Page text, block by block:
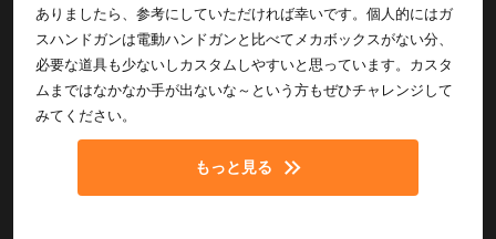
ありましたら、参考にしていただければ幸いです。個人的にはガ
スハンドガンは電動ハンドガンと比べてメカボックスがない分、
必要な道具も少ないしカスタムしやすいと思っています。カスタ
ムまではなかなか手が出ないな～という方もぜひチャレンジして
みてください。
もっと見る